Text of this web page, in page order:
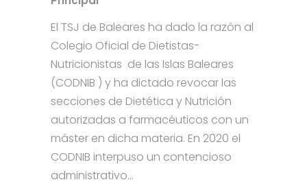
El TSJ de Baleares ha dado la razón al
Colegio Oficial de Dietistas-
Nutricionistas de las Islas Baleares
(CODNIB ) y ha dictado revocar las
secciones de Dietética y Nutrición
autorizadas a farmacéuticos con un
máster en dicha materia. En 2020 el
CODNIB interpuso un contencioso
administrativo...